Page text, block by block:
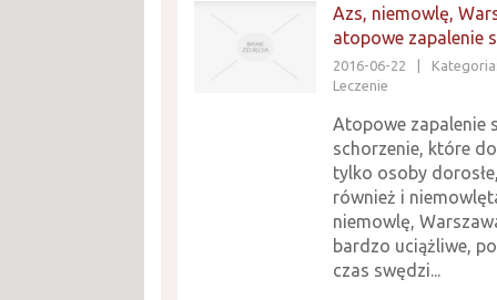
Azs, niemowlę,
atopowe zapalenie
2016-06-22
Leczenie
Atopowe zapalenie
schorzenie, które
tylko osoby
również i
niemowlę,
bardzo uciążliwe,
czas swędzi...